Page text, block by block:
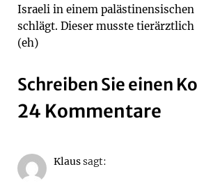
Israeli in einem
schlägt. Dieser musste tierärztlich
(eh)
Schreiben Sie einen
24 Kommentare
Klaussagt: